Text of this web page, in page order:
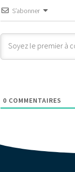
S’abonner
0 COMMENTAIRES